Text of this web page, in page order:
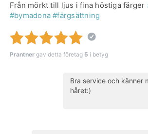
Från mörkt till ljus i fina höstiga färger
#bymadona #färgsättning
Prantner gav detta företag 5 i betyg
Bra service och känner
håret:)